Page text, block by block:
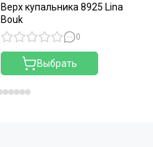
Верх купальника 8925 Lina
Bouk
0
Выбрать